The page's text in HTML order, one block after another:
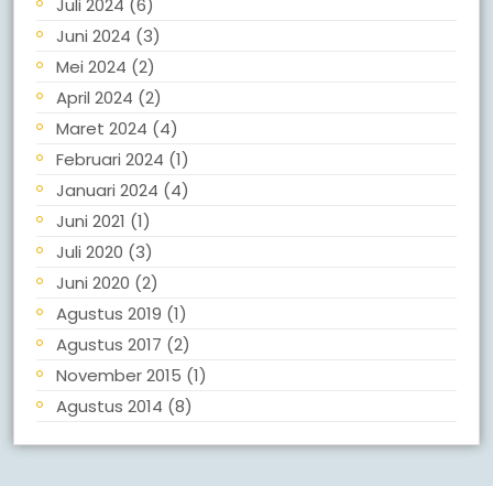
Juli 2024 (6)
Juni 2024 (3)
Mei 2024 (2)
April 2024 (2)
Maret 2024 (4)
Februari 2024 (1)
Januari 2024 (4)
Juni 2021 (1)
Juli 2020 (3)
Juni 2020 (2)
Agustus 2019 (1)
Agustus 2017 (2)
November 2015 (1)
Agustus 2014 (8)